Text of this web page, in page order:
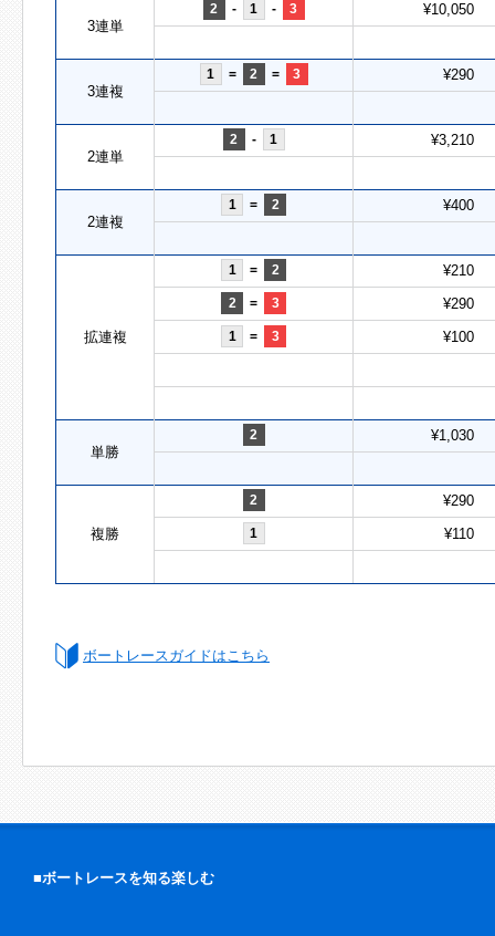
3連単
2 - 1 - 3 ¥10,050
3連複
1 = 2 = 3 ¥290
2連単
2 - 1 ¥3,210
2連複
1 = 2 ¥400
拡連複
1 = 2 ¥210
2 = 3 ¥290
1 = 3 ¥100
単勝
2 ¥1,030
複勝
2 ¥290
1 ¥110
ボートレースガイドはこちら
■ボートレースを知る楽しむ